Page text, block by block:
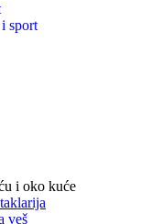
sport
i oko kuće
veš